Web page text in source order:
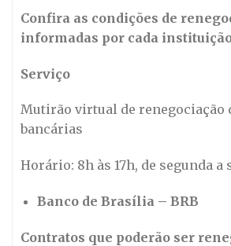
Confira as condições de
informadas por cada
Serviço
Mutirão virtual de renegociação
bancárias
Horário: 8h às 17h, de segunda a
Banco de Brasília – BRB
Contratos que poderão ser